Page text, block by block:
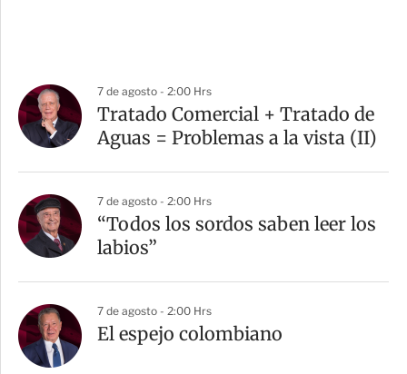
7 de agosto - 2:00 Hrs
Tratado Comercial + Tratado de
Aguas = Problemas a la vista (II)
7 de agosto - 2:00 Hrs
“Todos los sordos saben leer los
labios”
7 de agosto - 2:00 Hrs
El espejo colombiano